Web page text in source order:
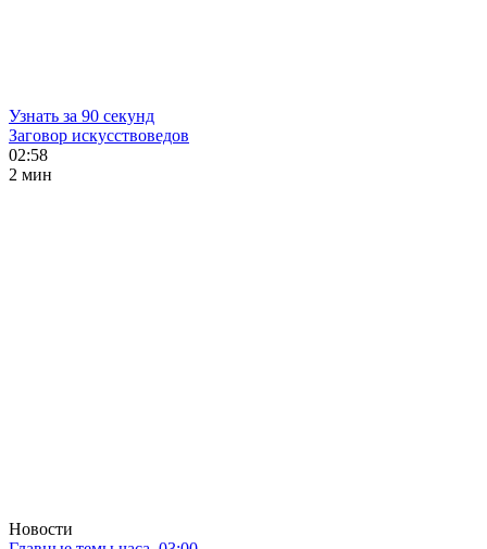
Узнать за 90 секунд
Заговор искусствоведов
02:58
2 мин
Новости